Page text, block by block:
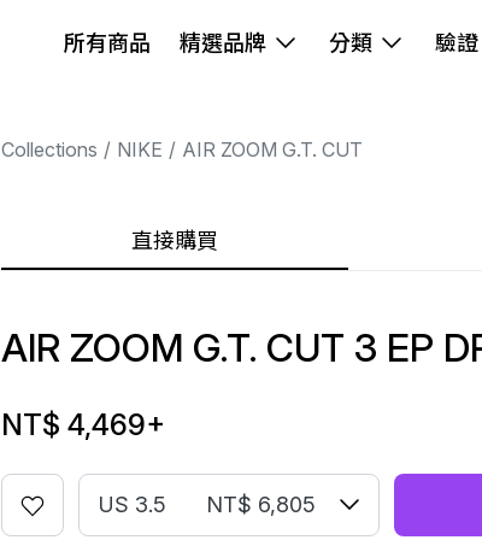
所有商品 精選品牌 分類 驗證
Collections NIKE AIR ZOOM G.T. CUT
直接購買
AIR ZOOM G.T. CUT 3 EP
NT$ 4,469+
US 3.5 NT$ 6,805